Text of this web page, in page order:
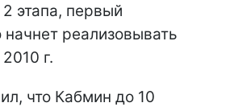
этапа, первый
начнет реализовывать
г.
что Кабмин до 10